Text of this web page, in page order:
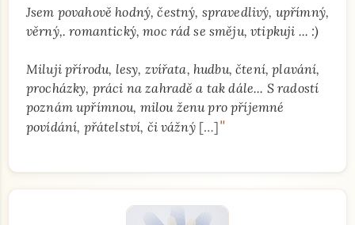
Jsem povahově hodný, čestný, spravedlivý, upřímný,
věrný,. romantický, moc rád se směju, vtipkuji ... :)
Miluji přírodu, lesy, zvířata, hudbu, čtení, plavání,
procházky, práci na zahradě a tak dále... S radostí
poznám upřímnou, milou ženu pro příjemné
povídání, přátelství, či vážný […]"